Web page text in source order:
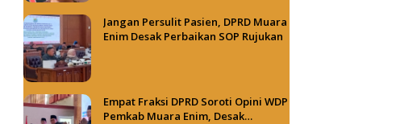
Jangan Persulit Pasien, DPRD Muara
Enim Desak Perbaikan SOP Rujukan
Empat Fraksi DPRD Soroti Opini WDP
Pemkab Muara Enim, Desak